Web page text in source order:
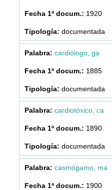
1920
documentada
cardiólogo, ga
1885
documentada
cardiotóxico, ca
1890
documentada
casmógamo, ma
1900